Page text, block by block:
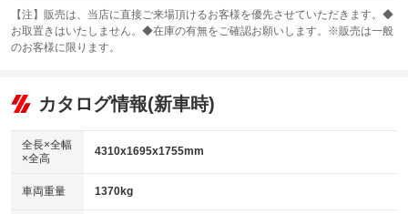
：装備あり
サンルーフ
：装備なし ABS
リフトアップ
：装備なし
：装備なし
パワーウィンドウ
アイドリングストップ
：装備あり
カーナビ
：装備なし
TV
：装備なし
ビジュアル
：装備なし
：装備なし
革シート
キーレス
【注】販売は、当店に直接ご来場頂けるお客様を優先させていただきます。◆
お取置きはいたしません。◆在庫の有無をご確認お願いします。※販売は一般
のお客様に限ります。
カタログ情報(新車時)
全長×全幅
×全高
4310x1695x1755mm
車両重量 1370kg